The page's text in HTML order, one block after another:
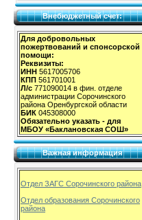
Внебюджетный счет:
Для добровольных
пожертвований и спонсорской
помощи:
Реквизиты:
ИНН 5617005706
КПП 561701001
Л/с 771090014 в фин. отделе
администрации Сорочинского
района Оренбургской области
БИК 045308000
Обязательно указать - для
МБОУ «Баклановская СОШ»
Важная информация
Отдел ЗАГС Сорочинского района
Отдел образования Сорочинского
района